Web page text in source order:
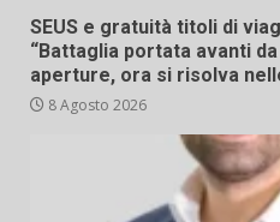
SEUS e gratuità titoli di
“Battaglia portata avanti
aperture, ora si risolva
8 Agosto 2026